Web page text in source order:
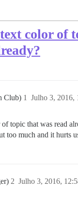
color of
Club) Julho 3, 2016,
1
topic that was read
too much and it hurts
Julho 3, 2016,
2